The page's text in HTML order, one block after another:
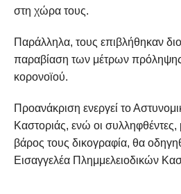
στη χώρα τους.
Παράλληλα, τους επιβλήθηκαν
παραβίαση των μέτρων
κορονοϊού.
Προανάκριση ενεργεί το
Καστοριάς, ενώ οι συλληφθέντες,
βάρος τους δικογραφία, θα
Εισαγγελέα Πλημμελειοδικών